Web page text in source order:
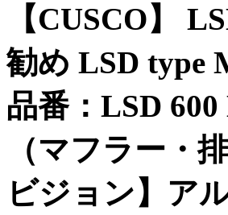
【CUSCO】
勧め LSD type
品番：LSD
（マフラー・
ビジョン】ア